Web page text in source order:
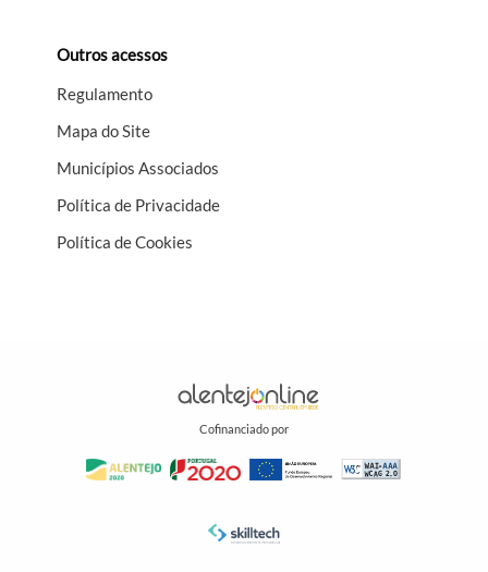
Outros acessos
Regulamento
Mapa do Site
Municípios Associados
Política de Privacidade
Política de Cookies
Cofinanciado por